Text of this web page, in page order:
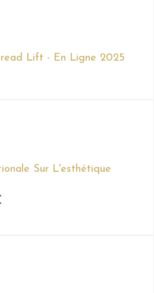
Lift - En Ligne 2025
Sur L'esthétique